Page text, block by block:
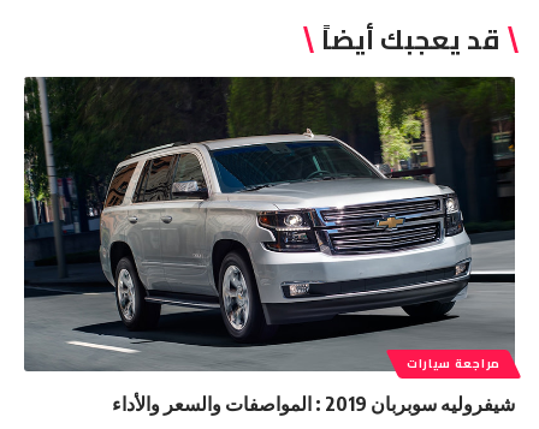
قد يعجبك أيضاً
مراجعة سيارات
شيفروليه سوبربان 2019 : المواصفات والسعر والأداء